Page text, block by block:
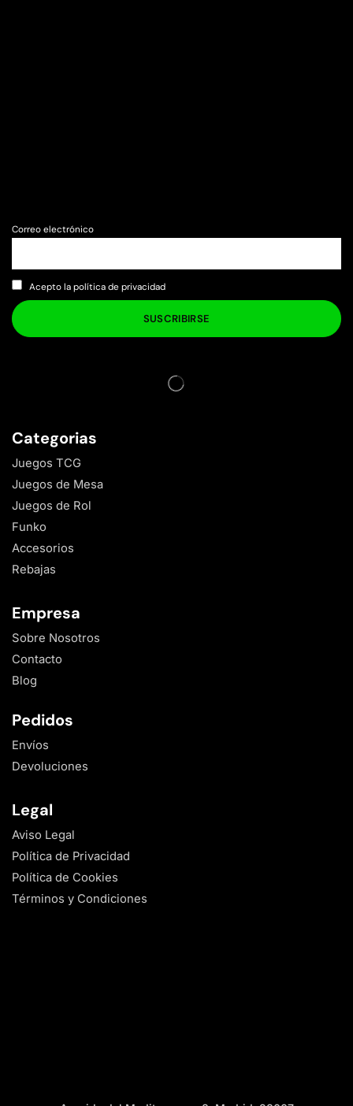
Correo electrónico
Acepto la política de privacidad
Categorias
Juegos TCG
Juegos de Mesa
Juegos de Rol
Funko
Accesorios
Rebajas
Empresa
Sobre Nosotros
Contacto
Blog
Pedidos
Envíos
Devoluciones
Legal
Aviso Legal
Política de Privacidad
Política de Cookies
Términos y Condiciones